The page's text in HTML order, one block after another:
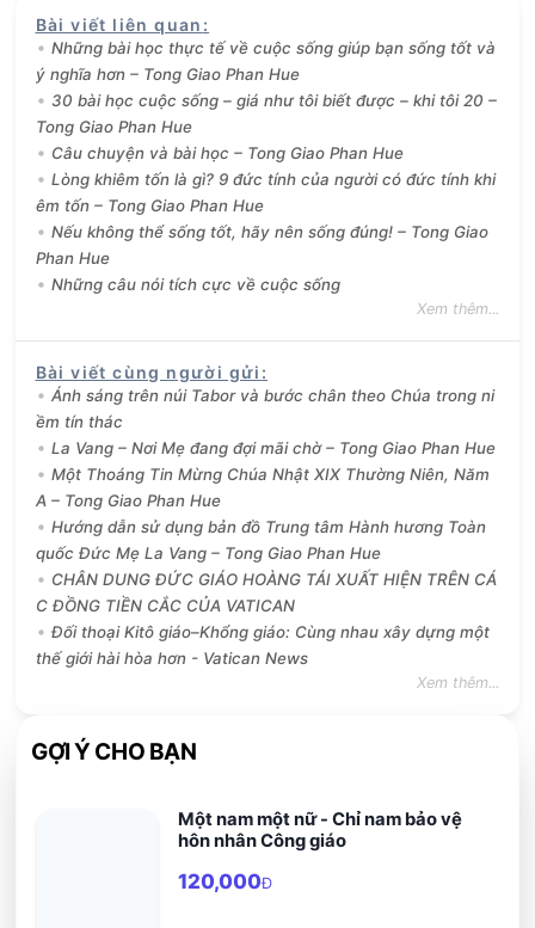
Bài viết liên quan :
Những bài học thực tế về cuộc sống giúp bạn sống tốt và
ý nghĩa hơn – Tong Giao Phan Hue
30 bài học cuộc sống – giá như tôi biết được – khi tôi 20 –
Tong Giao Phan Hue
Câu chuyện và bài học – Tong Giao Phan Hue
Lòng khiêm tốn là gì? 9 đức tính của người có đức tính khi
êm tốn – Tong Giao Phan Hue
Nếu không thể sống tốt, hãy nên sống đúng! – Tong Giao
Phan Hue
Những câu nói tích cực về cuộc sống
Xem thêm...
Bài viết cùng người gửi :
Ánh sáng trên núi Tabor và bước chân theo Chúa trong ni
ềm tín thác
La Vang – Nơi Mẹ đang đợi mãi chờ – Tong Giao Phan Hue
Một Thoáng Tin Mừng Chúa Nhật XIX Thường Niên, Năm
A – Tong Giao Phan Hue
Hướng dẫn sử dụng bản đồ Trung tâm Hành hương Toàn
quốc Đức Mẹ La Vang – Tong Giao Phan Hue
CHÂN DUNG ĐỨC GIÁO HOÀNG TÁI XUẤT HIỆN TRÊN CÁ
C ĐỒNG TIỀN CẮC CỦA VATICAN
Đối thoại Kitô giáo–Khổng giáo: Cùng nhau xây dựng một
thế giới hài hòa hơn - Vatican News
Xem thêm...
GỢI Ý CHO BẠN
Một nam một nữ - Chỉ nam bảo vệ
hôn nhân Công giáo
120,000Đ